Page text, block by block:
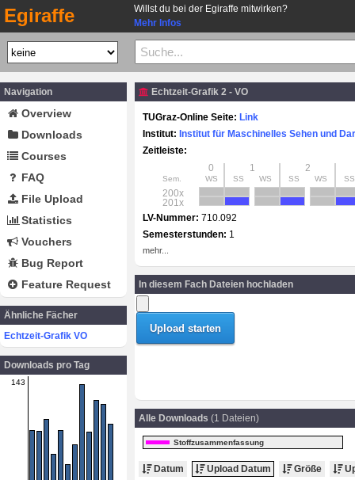
Egiraffe
Willst du bei der Egiraffe mitwirken?
Mehr Infos
Navigation
Overview
Downloads
Courses
FAQ
File Upload
Statistics
Vouchers
Bug Report
Feature Request
Ähnliche Fächer
Echtzeit-Grafik VO
Downloads pro Tag
143
Echtzeit-Grafik 2 - VO
TUGraz-Online Seite: Link
Institut: Institut für Maschinelles Sehen und
Zeitleiste:
0
1 2
Sem. WS SS WS SS WS SS
200x
201x
LV-Nummer: 710.092
Semesterstunden: 1
mehr...
In diesem Fach Dateien hochladen
Alle Downloads (1 Dateien)
Stoffzusammenfassung
Datum Upload Datum Größe